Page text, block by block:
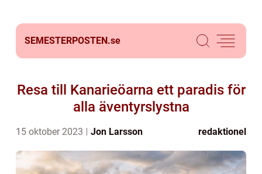
SEMESTERPOSTEN.se
Resa till Kanarieöarna ett paradis för
alla äventyrslystna
15 oktober 2023 Jon Larsson redaktionel